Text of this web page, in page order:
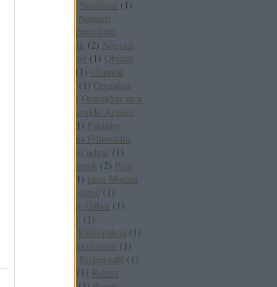
Napóleon ( 1 )
Nemzeti
nemzetközi
New York (2) Nógrádi
nyeremény ( 1 ) Óbudai
( 1 ) olimpiai
( 1 ) Operaház
) Országház utca
Osvaldo Ardiles
1 ) Palásthy
Pannónia Filmstúdió
Párizsi udvar ( 1 )
Paulay-Nagymező sarok (2) Pelé
1 ) pesti Moulin
Pilisborosjenő ( 1 )
Pogány Gábor ( 1 )
Prokofjev ( 1 )
Rákospalota ( 1 )
reklámfilm ( 1 )
Riefenstahl ( 1 )
Robert Etcheverry
( 1 ) Robert